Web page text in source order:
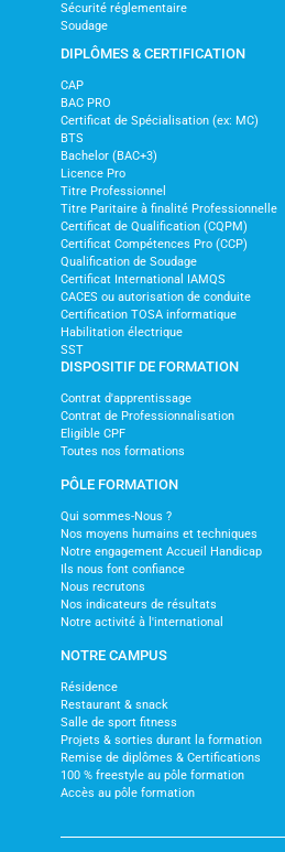
Sécurité réglementaire
Soudage
DIPLÔMES & CERTIFICATION
CAP
BAC PRO
Certificat de Spécialisation (ex: MC)
BTS
Bachelor (BAC+3)
Licence Pro
Titre Professionnel
Titre Paritaire à finalité Professionnelle
Certificat de Qualification (CQPM)
Certificat Compétences Pro (CCP)
Qualification de Soudage
Certificat International IAMQS
CACES ou autorisation de conduite
Certification TOSA informatique
Habilitation électrique
SST
DISPOSITIF DE FORMATION
Contrat d'apprentissage
Contrat de Professionnalisation
Eligible CPF
Toutes nos formations
PÔLE FORMATION
Qui sommes-Nous ?
Nos moyens humains et techniques
Notre engagement Accueil Handicap
Ils nous font confiance
Nous recrutons
Nos indicateurs de résultats
Notre activité à l'international
NOTRE CAMPUS
Résidence
Restaurant & snack
Salle de sport fitness
Projets & sorties durant la formation
Remise de diplômes & Certifications
100 % freestyle au pôle formation
Accès au pôle formation